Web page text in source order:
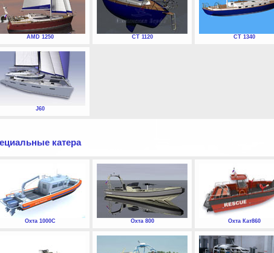
AMD 1250 СТ 1120 СТ 1340
J60
катера
Охта 1000С Охта 800 Охта Кат860